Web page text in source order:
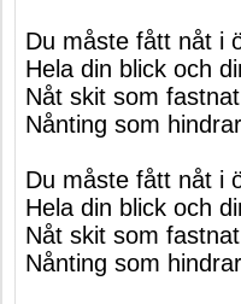
Du måste fått nåt i
Hela din blick och
Nåt skit som
Nånting som
Du måste fått nåt i
Hela din blick och
Nåt skit som
Nånting som